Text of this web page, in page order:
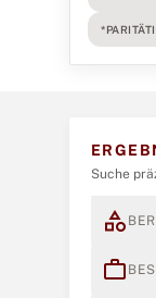
Suche
category
work